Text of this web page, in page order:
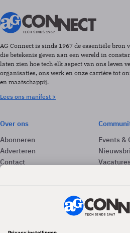
AG Connect is sinds 1967 de essentiële bron
die betekenis geven aan een wereld in
laten zien hoe tech elk aspect van ons leven
organisaties, ons werk en onze carrière tot
en maatschappij.
Lees ons manifest >
Over ons
Abonneren
Adverteren
Contact
Events &